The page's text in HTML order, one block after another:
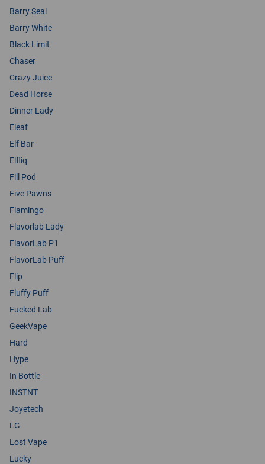
Barry Seal
Barry White
Black Limit
Chaser
Crazy Juice
Dead Horse
Dinner Lady
Eleaf
Elf Bar
Elfliq
Fill Pod
Five Pawns
Flamingo
Flavorlab Lady
FlavorLab P1
FlavorLab Puff
Flip
Fluffy Puff
Fucked Lab
GeekVape
Hard
Hype
In Bottle
INSTNT
Joyetech
LG
Lost Vape
Lucky